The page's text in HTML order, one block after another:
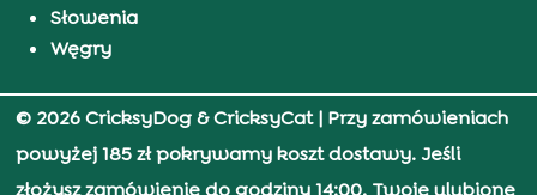
Słowenia
Węgry
© 2026 CricksyDog & CricksyCat| Przy zamówieniach
powyżej 185 zł pokrywamy koszt dostawy. Jeśli
złożysz zamówienie do godziny 14:00, Twoje ulubione